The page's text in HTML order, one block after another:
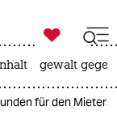

taz zahl ich
gewalt
für den